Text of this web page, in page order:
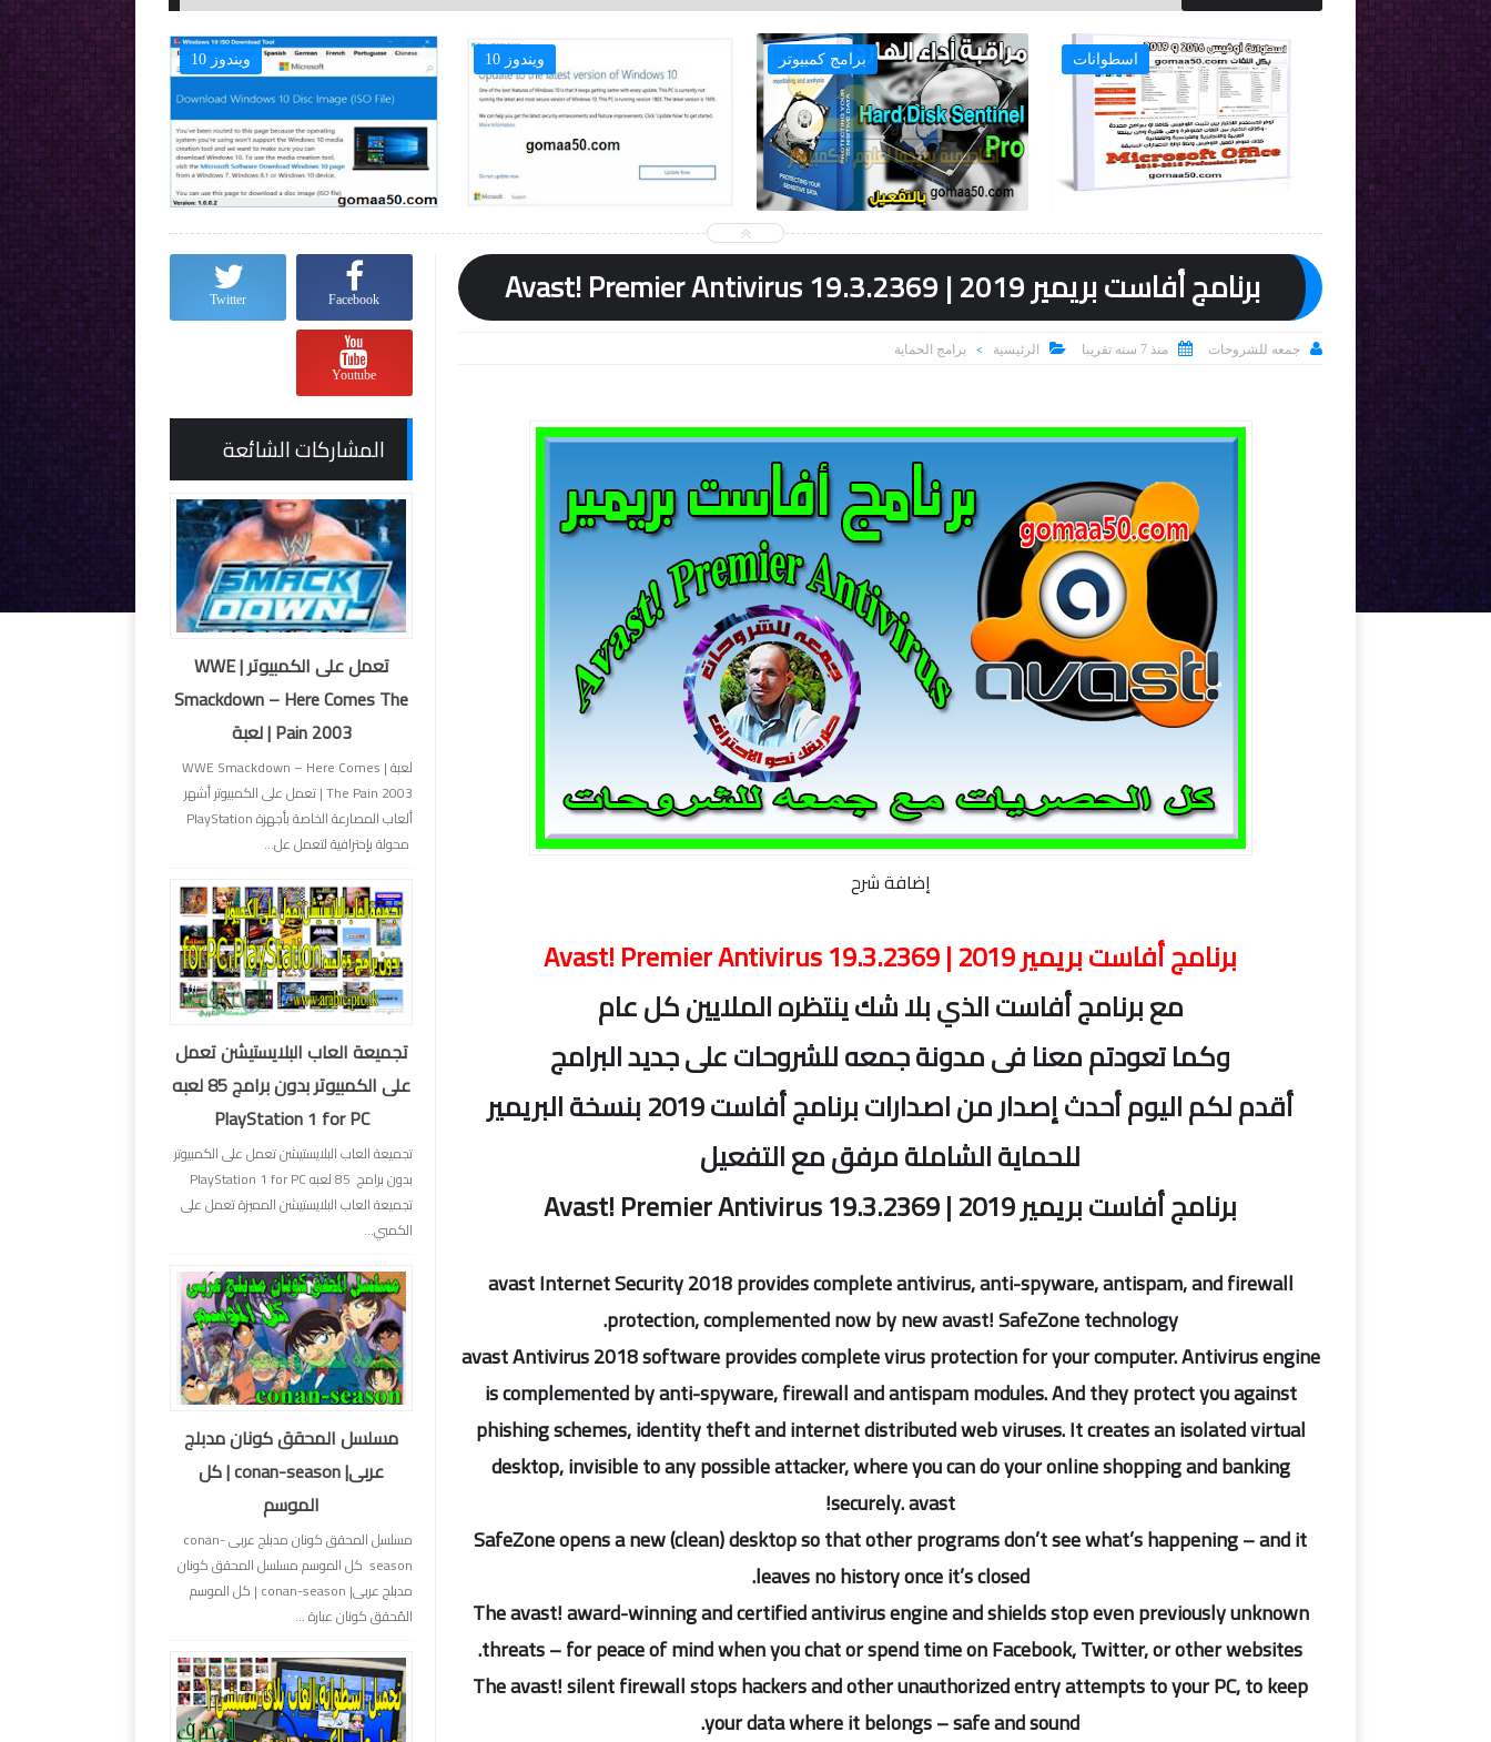
ويندوز 10 ويندوز 10 برامج كمبيوتر اسطوانات
برنامج أفاست بريمير 2019 | Avast! Premier Antivirus 19.3.2369
 جمعه للشروحات  منذ 7 سنه تقريبا  الرئيسية > برامج الحماية
إضافة شرح
برنامج أفاست بريمير 2019 | Avast! Premier Antivirus 19.3.2369
مع برنامج أفاست الذي بلا شك ينتظره الملايين كل عام
وكما تعودتم معنا فى مدونة جمعه للشروحات على جديد البرامج
أقدم لكم اليوم أحدث إصدار من اصدارات برنامج أفاست 2019 بنسخة البريمير
للحماية الشاملة مرفق مع التفعيل
برنامج أفاست بريمير 2019 | Avast! Premier Antivirus 19.3.2369
avast Internet Security 2018 provides complete antivirus, anti-spyware, antispam, and firewall
protection, complemented now by new avast! SafeZone technology.
avast Antivirus 2018 software provides complete virus protection for your computer. Antivirus engine
is complemented by anti-spyware, firewall and antispam modules. And they protect you against
phishing schemes, identity theft and internet distributed web viruses. It creates an isolated virtual
desktop, invisible to any possible attacker, where you can do your online shopping and banking
securely. avast!
SafeZone opens a new (clean) desktop so that other programs don’t see what’s happening – and it
leaves no history once it’s closed.
The avast! award-winning and certified antivirus engine and shields stop even previously unknown
threats – for peace of mind when you chat or spend time on Facebook, Twitter, or other websites.
The avast! silent firewall stops hackers and other unauthorized entry attempts to your PC, to keep
your data where it belongs – safe and sound.
Facebook
Twitter
Youtube
المشاركات الشائعة
تعمل على الكمبيوتر | WWE
Smackdown – Here Comes The
Pain 2003 | لعبة
لعبة | WWE Smackdown – Here Comes
The Pain 2003 | تعمل على الكمبيوتر أشهر
ألعاب المصارعة الخاصة بأجهزة PlayStation
محولة بإحترافية لتعمل عل...
تجميعة العاب البلايستيشن تعمل
على الكمبيوتر بدون برامج 85 لعبه
PlayStation 1 for PC
تجميعة العاب البلايستيشن تعمل على الكمبيوتر
بدون برامج 85 لعبه PlayStation 1 for PC
تجميعة العاب البلايستيشن المميزة تعمل على
الكمبي...
مسلسل المحقق كونان مدبلج
عربى| conan-season | كل
الموسم
مسلسل المحقق كونان مدبلج عربى conan-
season كل الموسم مسلسل المحقق كونان
مدبلج عربى| conan-season | كل الموسم
المُحقق كونان عبارة ...